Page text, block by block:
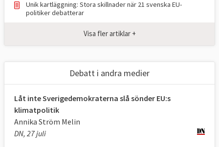
medbeslutande i frågor som rör tull,
handel och vissa internationella avtal och
EU:s budget, delar av arbetsrätten, vissa
sociala frågor, migrations- och
gränspolitiken, brottsbekämpningen,
transportfrågor, inre marknaden,
regionalpolitiken, miljö, energi, forskning
och bistånd.
Unik kartläggning: Stora skillnader när 21 svenska EU-
politiker debatterar
Visa fler artiklar +
Debatt i andra medier
Låt inte Sverigedemokraterna slå sönder EU:s
klimatpolitik
Annika Ström Melin
DN, 27 juli